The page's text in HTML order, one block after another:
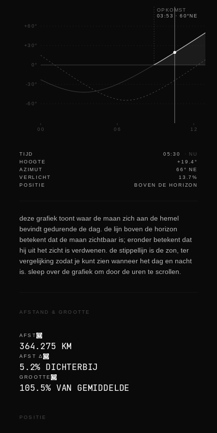
+60°
+30°
0°
-30°
-60°
00 06 12
OPKOMST
03:53
· 60°NE
TIJD 05:30 · NU
HOOGTE
+19.4°
AZIMUT
66° NE
VERLICHT
13.7%
POSITIE
BOVEN DE HORIZON
deze grafiek toont waar de maan zich aan de hemel
bevindt gedurende de dag. de lijn boven de horizon
betekent dat de maan zichtbaar is; eronder betekent dat
hij uit het zicht is verdwenen. de stippellijn is de zon, ter
vergelijking zodat je kunt zien wanneer het dag en nacht
is. sleep over de grafiek om door de uren te scrollen.
AFSTAND & GROOTTE
AFST
364.275 KM
AFST Δ
5.2% DICHTERBIJ
GROOTTE
105.5% VAN GEMIDDELDE
POSITIE